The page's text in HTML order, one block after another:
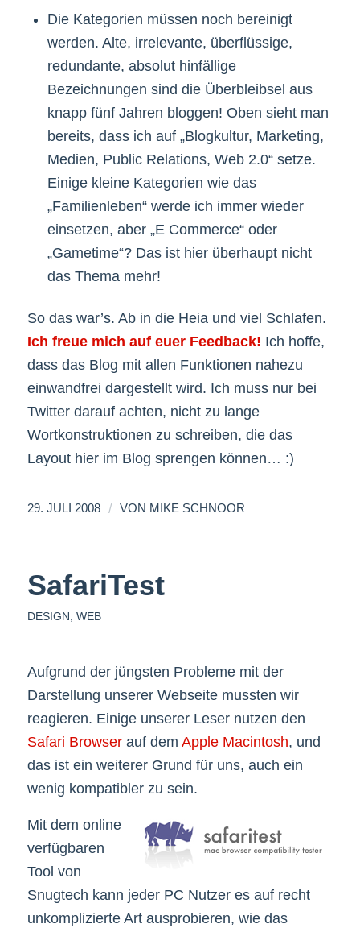
Die Kategorien müssen noch bereinigt
werden. Alte, irrelevante, überflüssige,
redundante, absolut hinfällige
Bezeichnungen sind die Überbleibsel aus
knapp fünf Jahren bloggen! Oben sieht man
bereits, dass ich auf „Blogkultur, Marketing,
Medien, Public Relations, Web 2.0“ setze.
Einige kleine Kategorien wie das
„Familienleben“ werde ich immer wieder
einsetzen, aber „E Commerce“ oder
„Gametime“? Das ist hier überhaupt nicht
das Thema mehr!
So das war’s. Ab in die Heia und viel Schlafen.
Ich freue mich auf euer Feedback! Ich hoffe,
dass das Blog mit allen Funktionen nahezu
einwandfrei dargestellt wird. Ich muss nur bei
Twitter darauf achten, nicht zu lange
Wortkonstruktionen zu schreiben, die das
Layout hier im Blog sprengen können… :)
29. JULI 2008 / VON MIKE SCHNOOR
SafariTest
DESIGN WEB
Aufgrund der jüngsten Probleme mit der
Darstellung unserer Webseite mussten wir
reagieren. Einige unserer Leser nutzen den
Safari Browserauf dem Apple Macintosh, und
das ist ein weiterer Grund für uns, auch ein
wenig kompatibler zu sein.
Mit dem online
verfügbaren
Tool von
Snugtech kann jeder PC Nutzer es auf recht
unkomplizierte Art ausprobieren, wie das